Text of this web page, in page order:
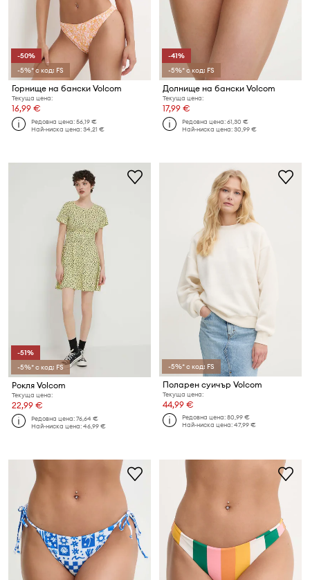
-50%
-5%* с код: FS
Горнище на бански Volcom
Текуща цена:
16,99 €
Редовна цена:56,19 €
Най-ниска цена:34,21 €
-41%
-5%* с код: FS
Долнище на бански Volcom
Текуща цена:
17,99 €
Редовна цена:61,30 €
Най-ниска цена:30,99 €
-51%
-5%* с код: FS
Рокля Volcom
Текуща цена:
22,99 €
Редовна цена:76,64 €
Най-ниска цена:46,99 €
-5%* с код: FS
Поларен суичър Volcom
Текуща цена:
44,99 €
Редовна цена:80,99 €
Най-ниска цена:47,99 €